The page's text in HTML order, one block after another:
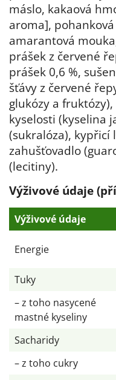
máslo, kakaová
aroma],
amarantová
prášek z červené
prášek 0,6 %,
šťávy z červené
glukózy a
kyselosti (kyselina
(sukralóza), kypřicí
zahušťovadlo
(lecitiny).
Výživové údaje
Výživové údaje
Energie
Tuky
– z toho nasycené
mastné kyseliny
Sacharidy
– z toho cukry